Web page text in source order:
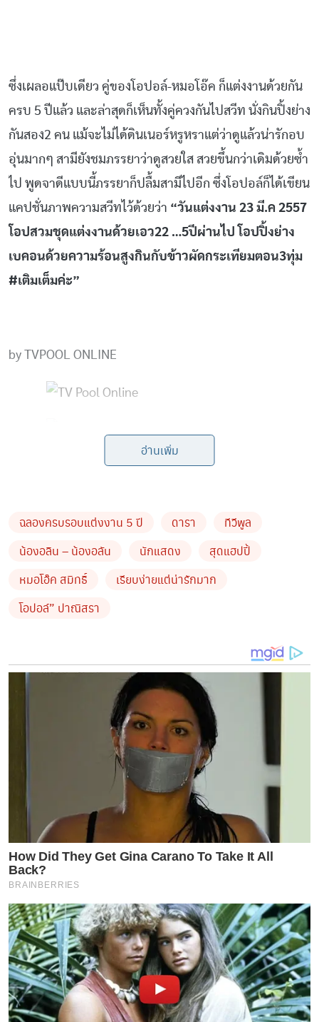
ซึ่งเผลอแป๊บเดียว คู่ของโอปอล์-หมอโอ๊ค ก็แต่งงานด้วยกัน
ครบ 5 ปีแล้ว และล่าสุดก็เห็นทั้งคู่ควงกันไปสวีท นั่งกินปิ้งย่าง
กันสอง2 คน แม้จะไม่ได้ดินเนอร์หรูหราแต่ว่าดูแล้วน่ารักอบ
อุ่นมากๆ สามียังชมภรรยาว่าดูสวยใส สวยขึ้นกว่าเดิมด้วยซ้ำ
ไป พูดจาดีแบบนี้ภรรยาก็ปลื้มสามีไปอีก ซึ่งโอปอล์ก็ได้เขียน
แคปชั่นภาพความสวีทไว้ด้วยว่า “วันแต่งงาน 23 มี.ค 2557
โอปสวมชุดแต่งงานด้วยเอว22 …5ปีผ่านไป โอปปิ้งย่าง
เบคอนด้วยความร้อนสูงกินกับข้าวผัดกระเทียมตอน3ทุ่ม
#เติมเต็มค่ะ”
by TVPOOL ONLINE
อ่านเพิ่ม
ฉลองครบรอบแต่งงาน 5 ปี ดารา
ทีวีพูล
น้องอลิน – น้องอลัน
นักแสดง
สุดแฮปปี้
หมอโอ๊ค สมิทธิ์
เรียบง่ายแต่น่ารักมาก
โอปอล์” ปาณิสรา
How Did They Get Gina Carano To Take It All
Back?
BRAINBERRIES